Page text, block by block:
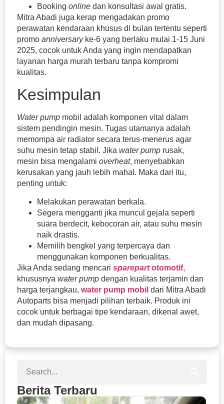
Booking online dan konsultasi awal gratis.
Mitra Abadi juga kerap mengadakan promo
perawatan kendaraan khusus di bulan tertentu seperti
promo anniversaryke-6 yang berlaku mulai 1-15 Juni
2025, cocok untuk Anda yang ingin mendapatkan
layanan harga murah terbaru tanpa kompromi
kualitas.
Kesimpulan
Water pump mobil adalah komponen vital dalam
sistem pendingin mesin. Tugas utamanya adalah
memompa air radiator secara terus-menerus agar
suhu mesin tetap stabil. Jika water pump rusak,
mesin bisa mengalami overheat, menyebabkan
kerusakan yang jauh lebih mahal. Maka dari itu,
penting untuk:
Melakukan perawatan berkala.
Segera mengganti jika muncul gejala seperti
suara berdecit, kebocoran air, atau suhu mesin
naik drastis.
Memilih bengkel yang terpercaya dan
menggunakan komponen berkualitas.
Jika Anda sedang mencari sparepartotomotif,
khususnya water pump dengan kualitas terjamin dan
harga terjangkau, water pump mobil dari Mitra Abadi
Autoparts bisa menjadi pilihan terbaik. Produk ini
cocok untuk berbagai tipe kendaraan, dikenal awet,
dan mudah dipasang.
Berita Terbaru